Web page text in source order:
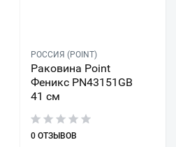
РОССИЯ (POINT)
Раковина Point
Феникс PN43151GB
41 см
0 ОТЗЫВОВ